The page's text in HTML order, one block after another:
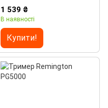
1 539 ₴
В наявності
Купити!